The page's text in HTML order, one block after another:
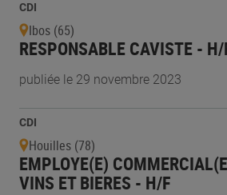
CDI
Ibos (65)
RESPONSABLE CAVISTE - H/
publiée le 29 novembre 2023
CDI
Houilles (78)
EMPLOYE(E)
VINS ET BIERES - H/F